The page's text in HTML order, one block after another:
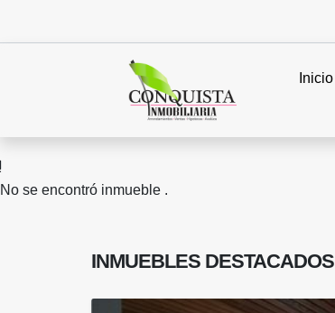
Inicio
No se encontró inmueble .
INMUEBLES DESTACADOS